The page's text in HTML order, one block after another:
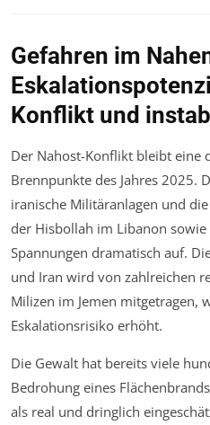
Gefahren im
Konflikt und
Der Nahost-Konflikt bleibt eine
Brennpunkte des Jahres 2025.
iranische Militäranlagen und
der Hisbollah im Libanon
Spannungen dramatisch auf.
und Iran wird von zahlreichen
Milizen im Jemen mitgetragen,
Eskalationsrisiko erhöht.
Die Gewalt hat bereits viele
Bedrohung eines
als real und dringlich